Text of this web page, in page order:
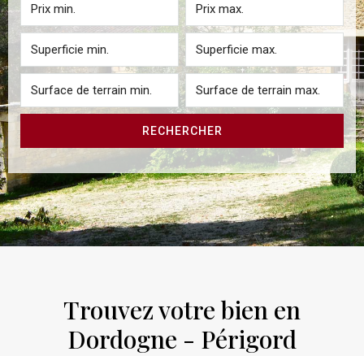
RECHERCHER
Trouvez votre bien en
Dordogne - Périgord